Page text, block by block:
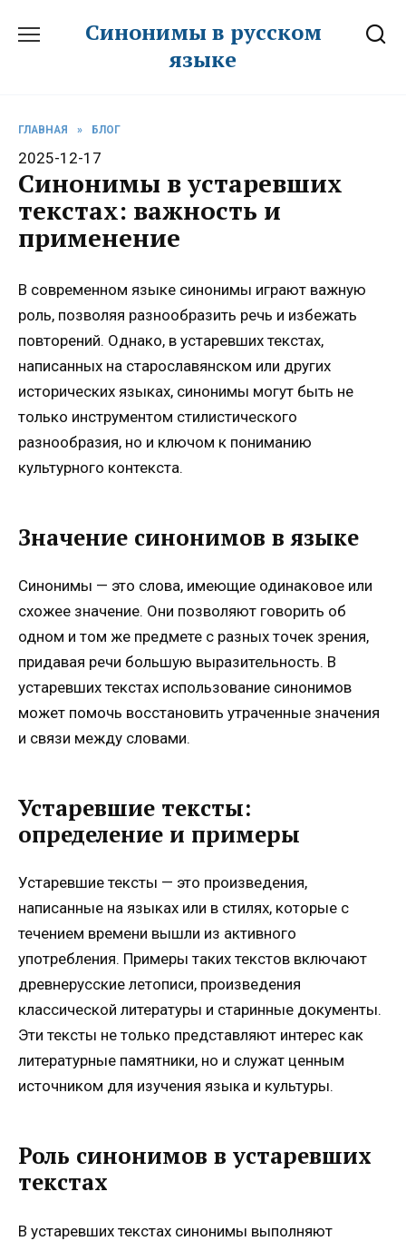
Синонимы в русском
языке
ГЛАВНАЯ » БЛОГ
2025-12-17
Синонимы в устаревших
текстах: важность и
применение
В современном языке синонимы играют важную
роль, позволяя разнообразить речь и избежать
повторений. Однако, в устаревших текстах,
написанных на старославянском или других
исторических языках, синонимы могут быть не
только инструментом стилистического
разнообразия, но и ключом к пониманию
культурного контекста.
Значение синонимов в языке
Синонимы — это слова, имеющие одинаковое или
схожее значение. Они позволяют говорить об
одном и том же предмете с разных точек зрения,
придавая речи большую выразительность. В
устаревших текстах использование синонимов
может помочь восстановить утраченные значения
и связи между словами.
Устаревшие тексты:
определение и примеры
Устаревшие тексты — это произведения,
написанные на языках или в стилях, которые с
течением времени вышли из активного
употребления. Примеры таких текстов включают
древнерусские летописи, произведения
классической литературы и старинные документы.
Эти тексты не только представляют интерес как
литературные памятники, но и служат ценным
источником для изучения языка и культуры.
Роль синонимов в устаревших
текстах
В устаревших текстах синонимы выполняют